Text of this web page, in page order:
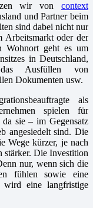
wir von context
und Partner beim
sind dabei nicht nur
Arbeitsmarkt oder der
Wohnort geht es um
in Deutschland,
Ausfüllen von
Dokumenten usw.
als
spielen für
sie – im Gegensatz
angesiedelt sind. Die
Wege kürzer, je nach
stärker. Die Investition
nur, wenn sich die
fühlen sowie eine
wird eine langfristige